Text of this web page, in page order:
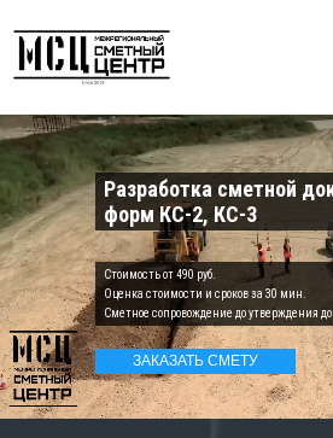
Cтоимость от 490 руб.
Оценка стоимости и сроков за 30 мин.
Сметное сопровождение до утверждения
Разработка сметной
форм КС-2, КС-3
ЗАКАЗАТЬ СМЕТУ